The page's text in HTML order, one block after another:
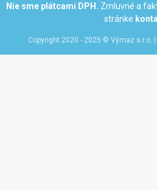
Nie sme plátcami DPH. Zmluvné a
stránke
Copyright 2020 - 2025 © Výmaz s.r.o.